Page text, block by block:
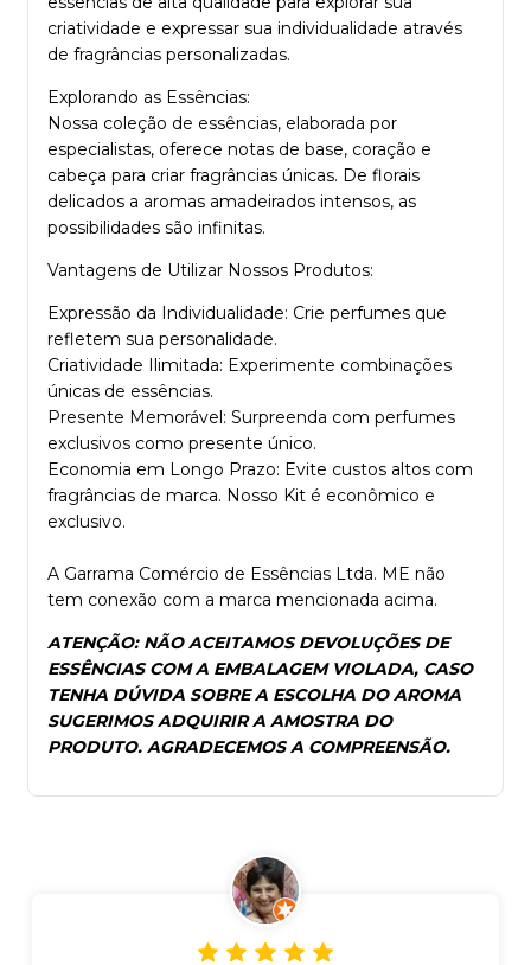
criatividade e expressar sua individualidade através
de fragrâncias personalizadas.
Explorando as Essências:
Nossa coleção de essências, elaborada por
especialistas, oferece notas de base, coração e
cabeça para criar fragrâncias únicas. De florais
delicados a aromas amadeirados intensos, as
possibilidades são infinitas.
Vantagens de Utilizar Nossos Produtos:
Expressão da Individualidade: Crie perfumes que
refletem sua personalidade.
Criatividade Ilimitada: Experimente combinações
únicas de essências.
Presente Memorável: Surpreenda com perfumes
exclusivos como presente único.
Economia em Longo Prazo: Evite custos altos com
fragrâncias de marca. Nosso Kit é econômico e
exclusivo.
A Garrama Comércio de Essências Ltda. ME não
tem conexão com a marca mencionada acima.
ATENÇÃO: NÃO ACEITAMOS DEVOLUÇÕES DE
ESSÊNCIAS COM A EMBALAGEM VIOLADA, CASO
TENHA DÚVIDA SOBRE A ESCOLHA DO AROMA
SUGERIMOS ADQUIRIR A AMOSTRA DO
PRODUTO. AGRADECEMOS A COMPREENSÃO.